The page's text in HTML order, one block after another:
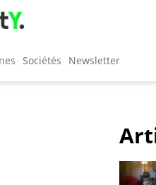
Sociétés Newsletter